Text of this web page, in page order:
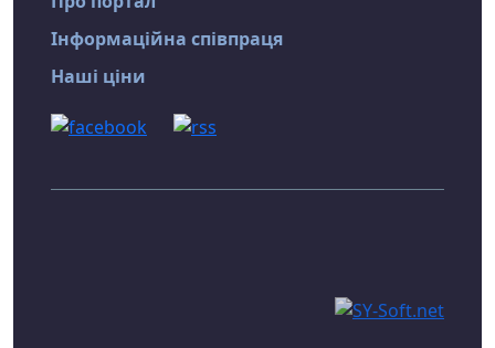
Інформаційна співпраця
Наші ціни